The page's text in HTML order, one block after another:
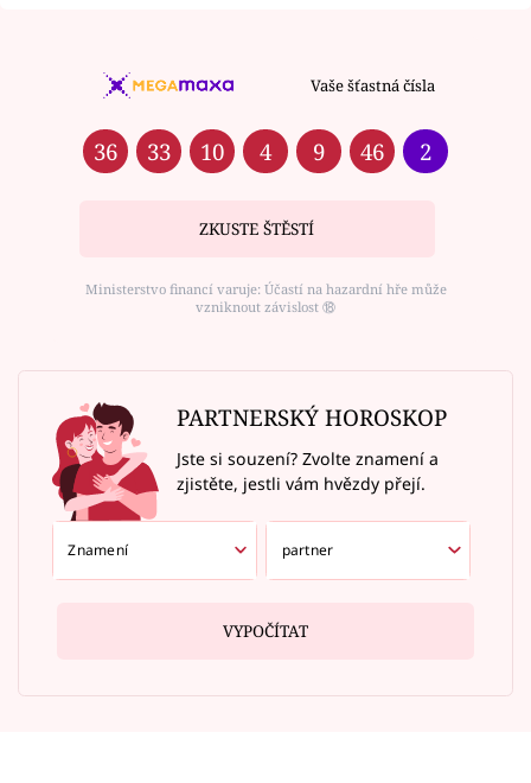
Vaše šťastná čísla
36 33 10 4 9 46 2
ZKUSTE ŠTĚSTÍ
Ministerstvo financí varuje: Účastí na hazardní hře může
vzniknout závislost ⑱
PARTNERSKÝ HOROSKOP
Jste si souzení? Zvolte znamení a
zjistěte, jestli vám hvězdy přejí.
VYPOČÍTAT